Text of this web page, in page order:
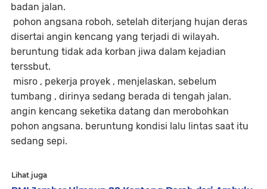
badan jalan.
pohon angsana roboh, setelah diterjang hujan deras
disertai angin kencang yang terjadi di wilayah.
beruntung tidak ada korban jiwa dalam kejadian
terssbut.
misro , pekerja proyek , menjelaskan, sebelum
tumbang , dirinya sedang berada di tengah jalan.
angin kencang seketika datang dan merobohkan
pohon angsana. beruntung kondisi lalu lintas saat itu
sedang sepi.
Lihat juga